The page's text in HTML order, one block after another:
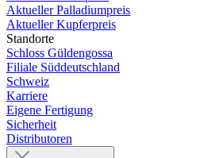
Aktueller Palladiumpreis
Aktueller Kupferpreis
Standorte
Schloss Güldengossa
Filiale Süddeutschland
Schweiz
Karriere
Eigene Fertigung
Sicherheit
Distributoren